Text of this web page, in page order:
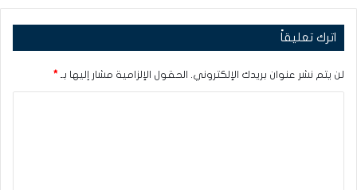
اترك تعليقاً
لن يتم نشر عنوان بريدك الإلكتروني. الحقول الإلزامية مشار إليها بـ *